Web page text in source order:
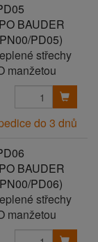
BAUDER
PD05)
střechy
manžetou
do 3 dnů
BAUDER
PD06)
střechy
manžetou